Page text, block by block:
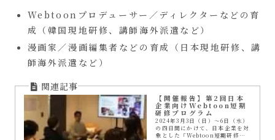
Webtoonプロデューサー／ディレクターなどの育
成（韓国現地研修、講師海外派遣など）
漫画家／漫画編集者などの育成（日本現地研修、講
師海外派遣など）
【開催報告】第2回日本
企業向けWebtoon短期
研修プログラム
2024年3月3日（日）〜6日（水）
の四日間にかけて、日本企業を対
象とした「Webtoon短期研修プ